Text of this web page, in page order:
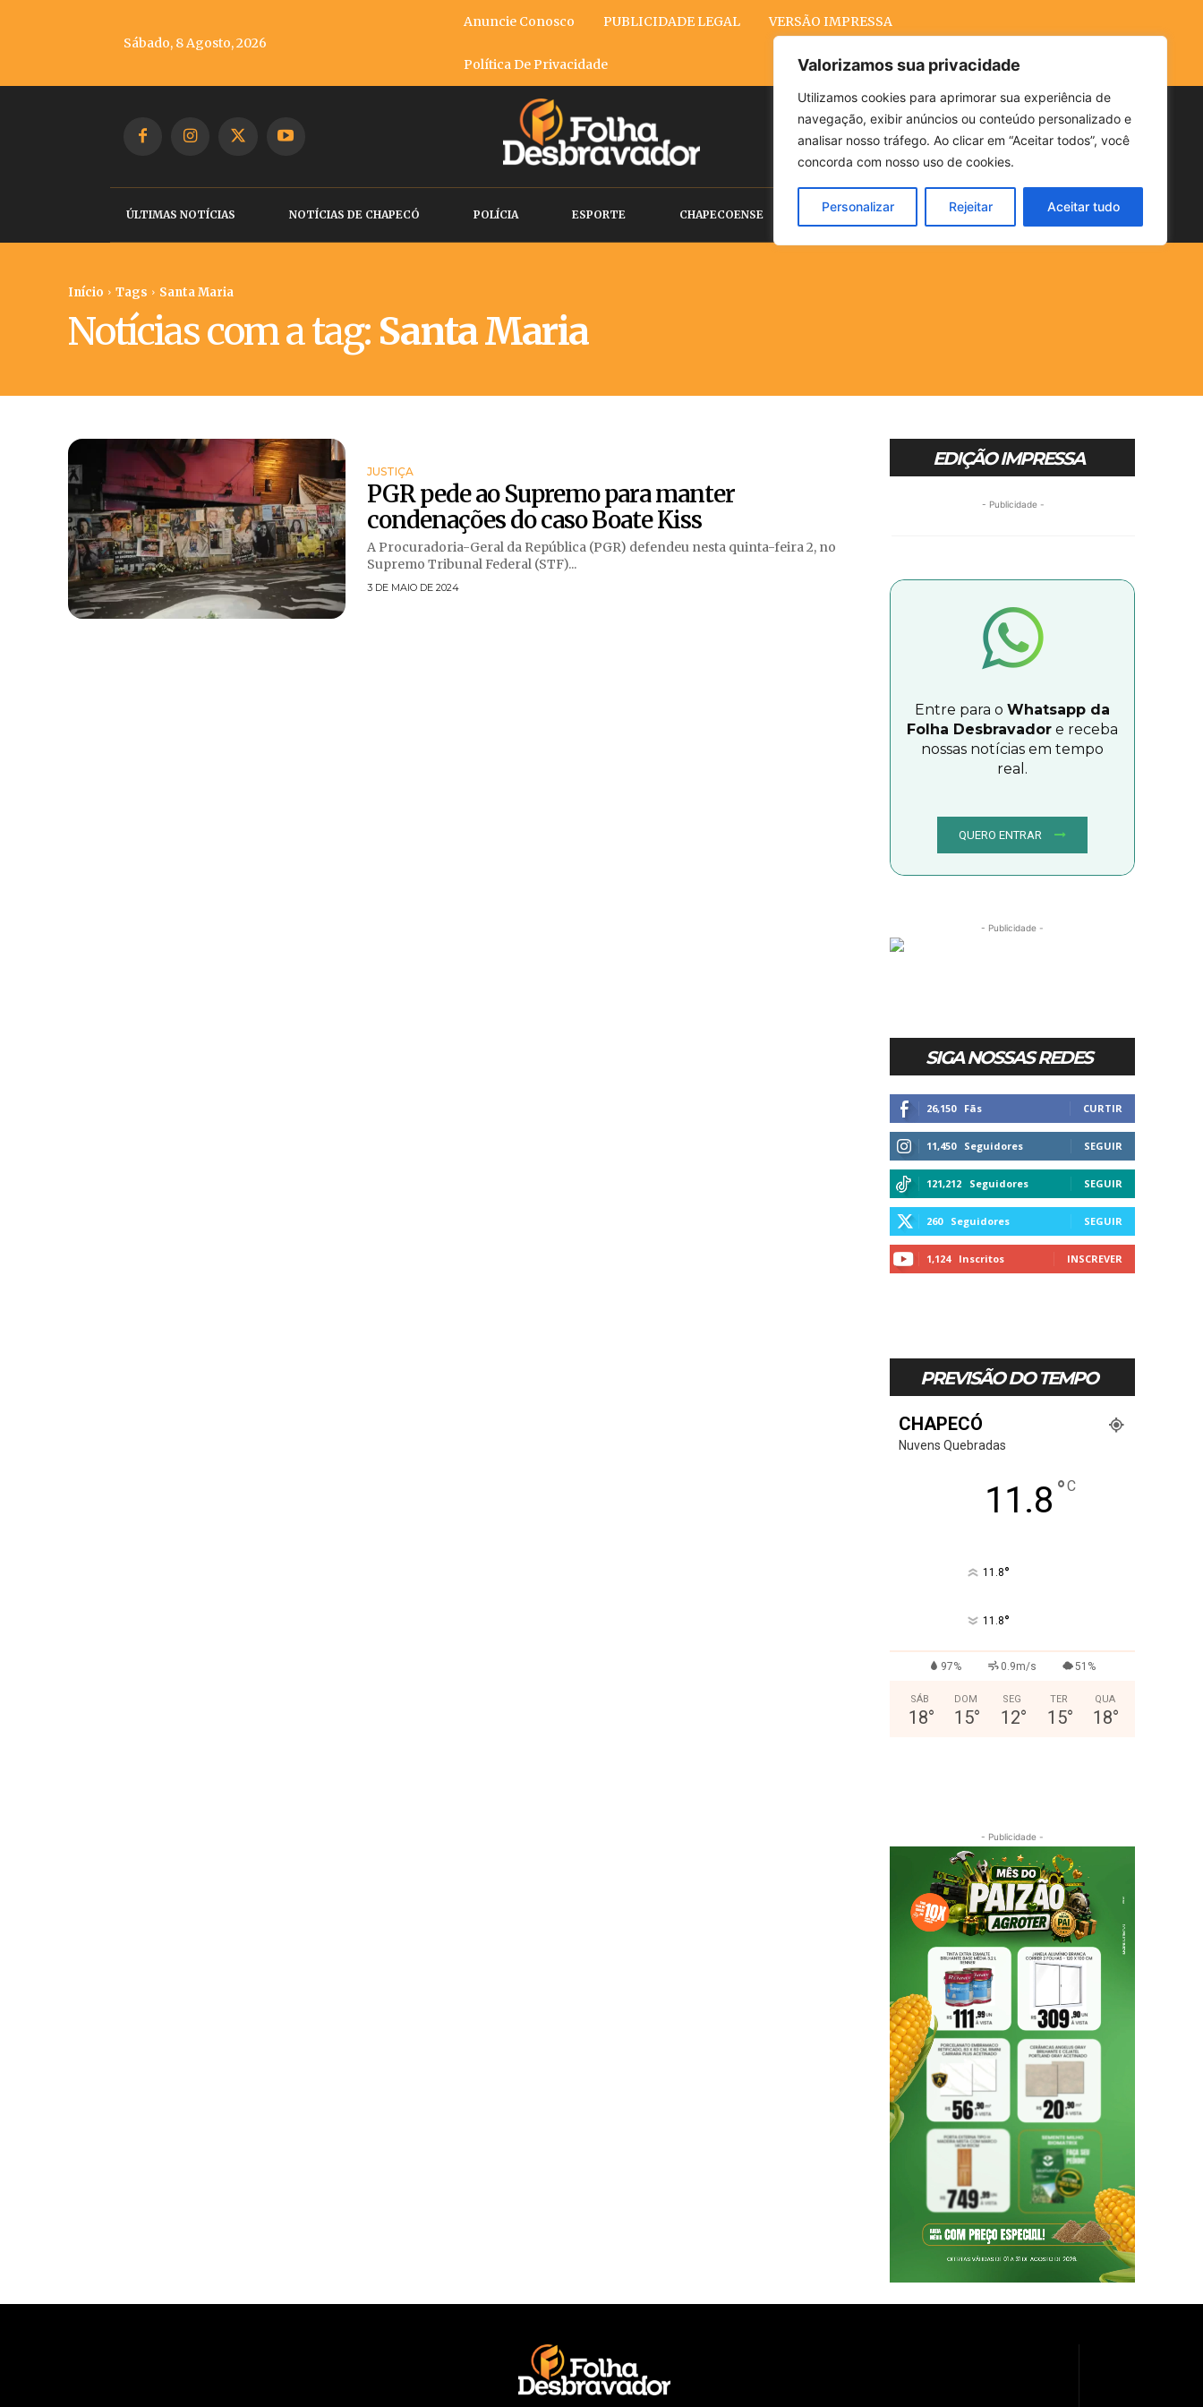
Valorizamos sua privacidade
Utilizamos cookies para aprimorar sua experiência de
navegação, exibir anúncios ou conteúdo personalizado e
analisar nosso tráfego. Ao clicar em “Aceitar todos”, você
concorda com nosso uso de cookies.
Personalizar Rejeitar Aceitar tudo
Sábado, 8 Agosto, 2026
Anuncie Conosco PUBLICIDADE LEGAL VERSÃO IMPRESSA
Política De Privacidade
Buscar
ÚLTIMAS NOTÍCIAS NOTÍCIAS DE CHAPECÓ POLÍCIA ESPORTE CHAPECOENSE POLÍTICA CLIMA ECONOMIA
Início Tags Santa Maria
Notícias com a tag: Santa Maria
JUSTIÇA
PGR pede ao Supremo para manter
condenações do caso Boate Kiss
A Procuradoria-Geral da República (PGR) defendeu nesta quinta-feira 2, no
Supremo Tribunal Federal (STF)...
3 DE MAIO DE 2024
EDIÇÃO IMPRESSA
- Publicidade -
Entre para o Whatsapp da
Folha Desbravador e receba
nossas notícias em tempo
real.
QUERO ENTRAR
- Publicidade -
SIGA NOSSAS REDES
26,150 Fãs CURTIR
11,450 Seguidores SEGUIR
121,212 Seguidores SEGUIR
260 Seguidores SEGUIR
1,124 Inscritos INSCREVER
PREVISÃO DO TEMPO
CHAPECÓ
Nuvens Quebradas
11.8 °C
11.8°
11.8°
97% 0.9m/s 51%
SÁB
18°
DOM
15°
SEG
12°
TER
15°
QUA
18°
- Publicidade -